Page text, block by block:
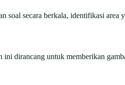
secara berkala, identifikasi area
dirancang untuk memberikan